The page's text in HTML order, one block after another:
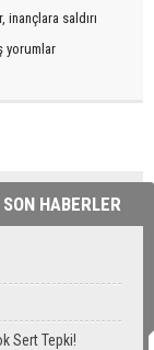
saldırı
yorumlar
SON HABERLER
Sert Tepki!